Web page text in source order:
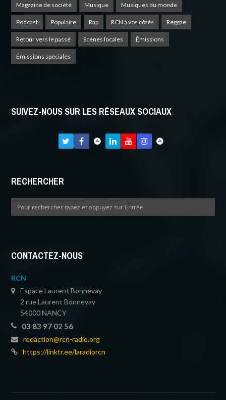
Magazine de société Musique Musiques du monde
Podcast Populaire Rap RCN à vos côtés Reggae
Retour vers le passé Scènes locales Émissions
Émissions spéciales
SUIVEZ-NOUS SUR LES RÉSEAUX SOCIAUX
RECHERCHER
CONTACTEZ-NOUS
RCN
Espace Laurent Bonnevay
2 rue Laurent Bonnevay
54000 NANCY
03 83 97 02 56
redaction@rcn-radio.org
https://linktr.ee/laradiorcn